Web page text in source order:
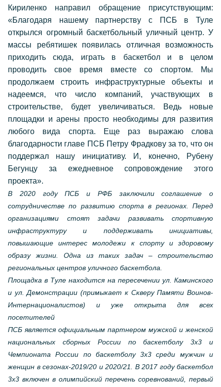
Кириленко направил обращение присутствующим:
«Благодаря нашему партнерству с ПСБ в Туле
открылся огромный баскетбольный уличный центр. У
массы ребятишек появилась отличная возможность
приходить сюда, играть в баскетбол и в целом
проводить свое время вместе со спортом. Мы
продолжаем строить инфраструктурные объекты и
надеемся, что число компаний, участвующих в
строительстве, будет увеличиваться. Ведь новые
площадки и арены просто необходимы для развития
любого вида спорта. Еще раз выражаю слова
благодарности главе ПСБ Петру Фрадкову за то, что он
поддержал нашу инициативу. И, конечно, Рубену
Бегунцу за ежедневное сопровождение этого
проекта».
В 2020 году ПСБ и РФБ заключили соглашение о
сотрудничестве по развитию спорта в регионах. Перед
организациями стоят задачи развивать спортивную
инфраструктуру и поддерживать инициативы,
повышающие интерес молодежи к спорту и здоровому
образу жизни. Одна из таких задач – строительство
региональных центров уличного баскетбола.
Площадка в Туле находится на пересечении ул. Каминского
и ул. Демонстрации (примыкает к Скверу Памяти Воинов-
Интернационалистов) и уже открыта для всех
посетителей
ПСБ является официальным партнером мужской и женской
национальных сборных России по баскетболу 3х3 и
Чемпионата России по баскетболу 3х3 среди мужчин и
женщин в сезонах-2019/20 и 2020/21. В 2017 году баскетбол
3х3 включен в олимпийский перечень соревнований, первый